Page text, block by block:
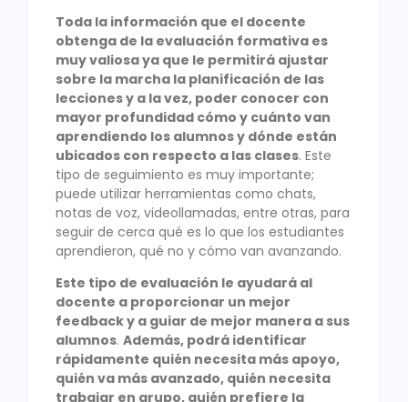
Toda la información que el docente
obtenga de la evaluación formativa es
muy valiosa ya que le permitirá ajustar
sobre la marcha la planificación de las
lecciones y a la vez, poder conocer con
mayor profundidad cómo y cuánto van
aprendiendo los alumnos y dónde están
ubicados con respecto a las clases. Este
tipo de seguimiento es muy importante;
puede utilizar herramientas como chats,
notas de voz, videollamadas, entre otras, para
seguir de cerca qué es lo que los estudiantes
aprendieron, qué no y cómo van avanzando.
Este tipo de evaluación le ayudará al
docente a proporcionar un mejor
feedback y a guiar de mejor manera a sus
alumnos. Además, podrá identificar
rápidamente quién necesita más apoyo,
quién va más avanzado, quién necesita
trabajar en grupo, quién prefiere la